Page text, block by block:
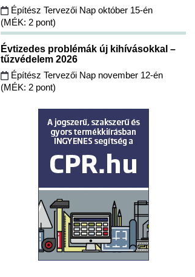
Építész Tervezői Nap október 15-én
(MÉK: 2 pont)
Évtizedes problémák új kihívásokkal –
tűzvédelem 2026
Építész Tervezői Nap november 12-én
(MÉK: 2 pont)